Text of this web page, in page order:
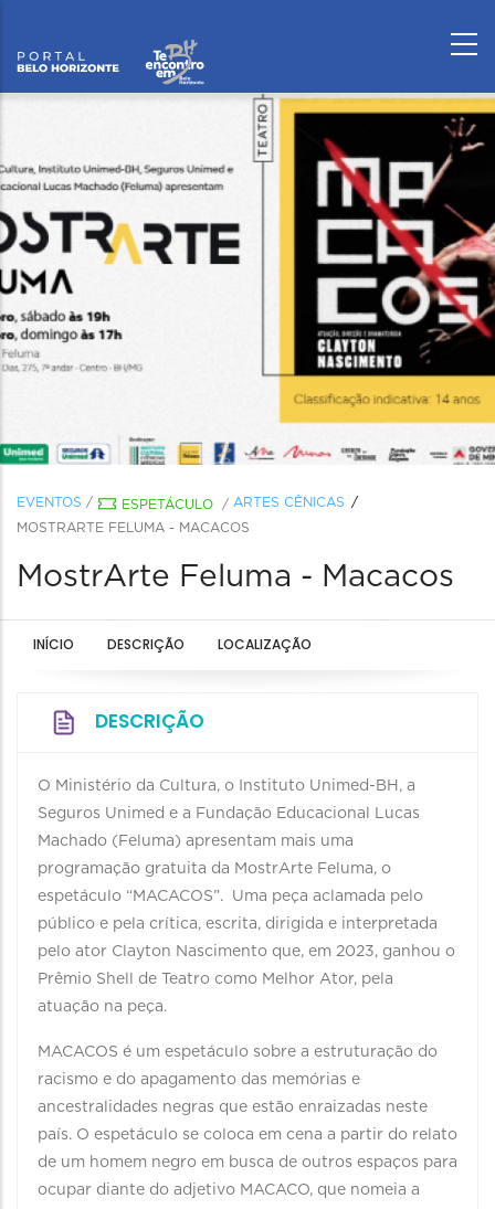
EVENTOS / ESPETÁCULO / ARTES CÊNICAS
MOSTRARTE FELUMA - MACACOS
MostrArte Feluma - Macacos
INÍCIO DESCRIÇÃO LOCALIZAÇÃO
DESCRIÇÃO
O Ministério da Cultura, o Instituto Unimed-BH, a
Seguros Unimed e a Fundação Educacional Lucas
Machado (Feluma) apresentam mais uma
programação gratuita da MostrArte Feluma, o
espetáculo “MACACOS”. Uma peça aclamada pelo
público e pela crítica, escrita, dirigida e interpretada
pelo ator Clayton Nascimento que, em 2023, ganhou o
Prêmio Shell de Teatro como Melhor Ator, pela
atuação na peça.
MACACOS é um espetáculo sobre a estruturação do
racismo e do apagamento das memórias e
ancestralidades negras que estão enraizadas neste
país. O espetáculo se coloca em cena a partir do relato
de um homem negro em busca de outros espaços para
ocupar diante do adjetivo MACACO, que nomeia a